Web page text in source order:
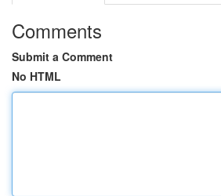
Comments
Submit a Comment
No HTML